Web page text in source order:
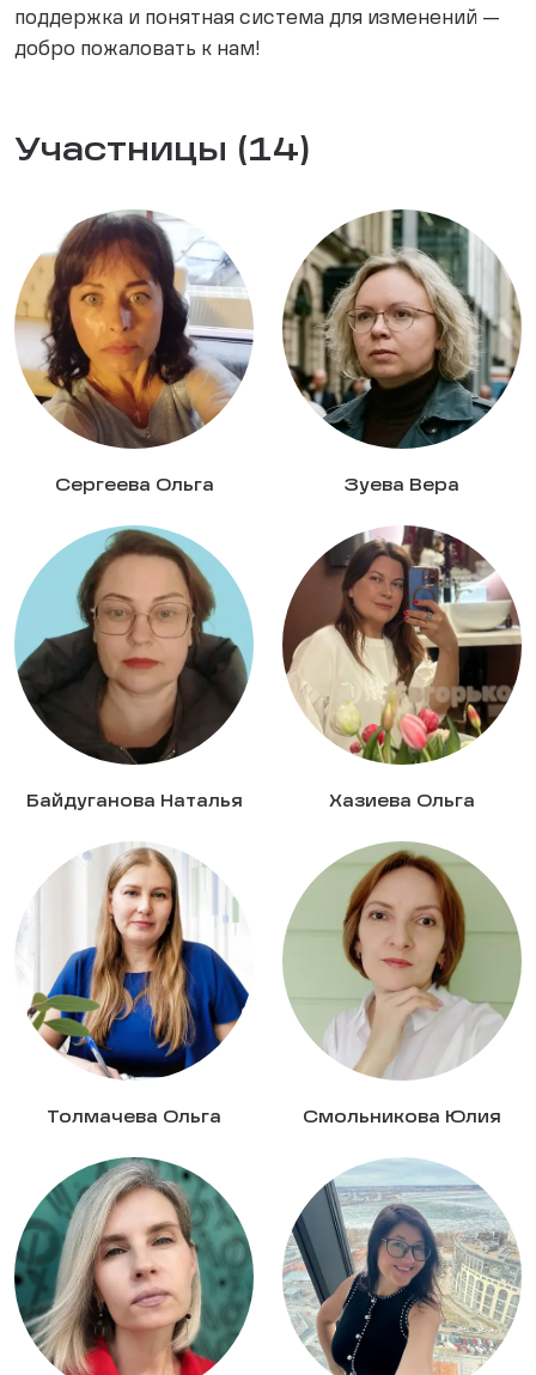
поддержка и понятная система для изменений —
добро пожаловать к нам!
Участницы (14)
Сергеева Ольга Зуева Вера
Байдуганова Наталья Хазиева Ольга
Толмачева Ольга Смольникова Юлия